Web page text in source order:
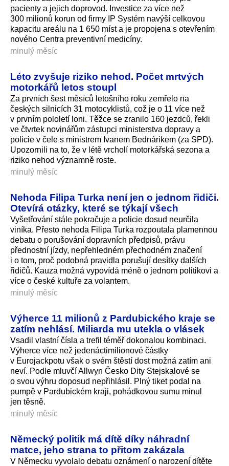
pacienty a jejich doprovod. Investice za více než
300 milionů korun od firmy IP Systém navýší celkovou
kapacitu areálu na 1 650 míst a je propojena s otevřením
nového Centra preventivní medicíny.
minulý měsíc
Léto zvyšuje riziko nehod. Počet mrtvých
motorkářů letos stoupl
Za prvních šest měsíců letošního roku zemřelo na
českých silnicích 31 motocyklistů, což je o 11 více než
v prvním pololetí loni. Těžce se zranilo 160 jezdců, řekli
ve čtvrtek novinářům zástupci ministerstva dopravy a
policie v čele s ministrem Ivanem Bednárikem (za SPD).
Upozornili na to, že v létě vrcholí motorkářská sezona a
riziko nehod významně roste.
minulý měsíc
Nehoda Filipa Turka není jen o jednom řidiči.
Otevírá otázky, které se týkají všech
Vyšetřování stále pokračuje a policie dosud neurčila
viníka. Přesto nehoda Filipa Turka rozpoutala plamennou
debatu o porušování dopravních předpisů, právu
přednostní jízdy, nepřehledném přechodném značení
i o tom, proč podobná pravidla porušují desítky dalších
řidičů. Kauza možná vypovídá méně o jednom politikovi a
více o české kultuře za volantem.
minulý měsíc
Výherce 11 milionů z Pardubického kraje se
zatím nehlásí. Miliarda mu utekla o vlásek
Vsadil vlastní čísla a trefil téměř dokonalou kombinaci.
Výherce více než jedenáctimilionové částky
v Eurojackpotu však o svém štěstí dost možná zatím ani
neví. Podle mluvčí Allwyn Česko Dity Stejskalové se
o svou výhru doposud nepřihlásil. Plný tiket podal na
pumpě v Pardubickém kraji, pohádkovou sumu minul
jen těsně.
minulý měsíc
Německý politik má dítě díky náhradní
matce, jeho strana to přitom zakázala
V Německu vyvolalo debatu oznámení o narození dítěte